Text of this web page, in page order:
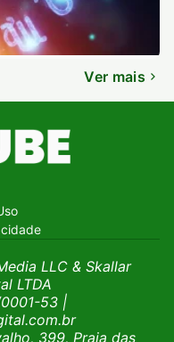
Ver mais
LLC & Skallar
LTDA
0001-53 |
399, Praia das